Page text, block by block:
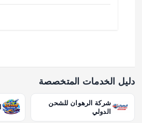
دليل الخدمات المتخصصة
شركة الرهوان للشحن
الدولي